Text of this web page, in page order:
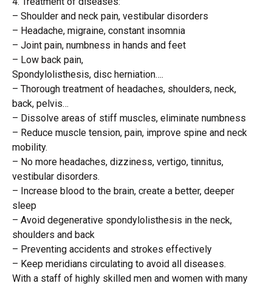
– Shoulder and neck pain, vestibular disorders
– Headache, migraine, constant insomnia
– Joint pain, numbness in hands and feet
– Low back pain,
Spondylolisthesis, disc herniation….
– Thorough treatment of headaches, shoulders, neck,
back, pelvis…
– Dissolve areas of stiff muscles, eliminate numbness
– Reduce muscle tension, pain, improve spine and neck
mobility.
– No more headaches, dizziness, vertigo, tinnitus,
vestibular disorders.
– Increase blood to the brain, create a better, deeper
sleep
– Avoid degenerative spondylolisthesis in the neck,
shoulders and back
– Preventing accidents and strokes effectively
– Keep meridians circulating to avoid all diseases.
With a staff of highly skilled men and women with many